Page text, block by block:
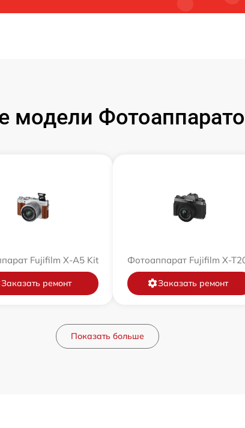
модели
Fujifilm X-A5 Kit
Заказать ремонт
Фотоаппарат Fujifilm X-
Заказать ремонт
Показать больше